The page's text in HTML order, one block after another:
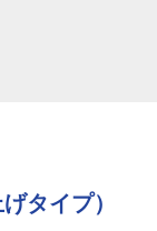
タイプ）